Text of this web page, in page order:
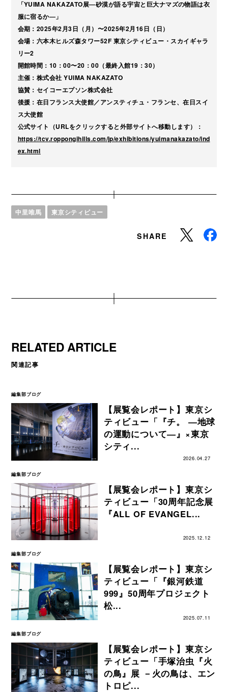
「YUIMA NAKAZATO展―砂漠が語る宇宙と巨大ナマズの物語は衣
服に宿るか―」
会期：2025年2月3日（月）〜2025年2月16日（日）
会場：六本木ヒルズ森タワー52F 東京シティビュー・スカイギャラ
リー2
開館時間：10：00〜20：00（最終入館19：30）
主催：株式会社 YUIMA NAKAZATO
協賛：セイコーエプソン株式会社
後援：在日フランス大使館／アンスティチュ・フランセ、在日スイ
ス大使館
公式サイト（URLをクリックすると外部サイトへ移動します）：
https://tcv.roppongihills.com/jp/exhibitions/yuimanakazato/ind
ex.html
中里唯馬 東京シティビュー
SHARE
RELATED ARTICLE
関連記事
編集部ブログ
【展覧会レポート】東京シ
ティビュー「『チ。 ―地球
の運動について―』×東京
シティ...
2026.04.27
編集部ブログ
【展覧会レポート】東京シ
ティビュー「30周年記念展
『ALL OF EVANGEL...
2025.12.12
編集部ブログ
【展覧会レポート】東京シ
ティビュー「『銀河鉄道
999』50周年プロジェクト
松...
2025.07.11
編集部ブログ
【展覧会レポート】東京シ
ティビュー「手塚治虫『火
の鳥』展 －火の鳥は、エン
トロピ...